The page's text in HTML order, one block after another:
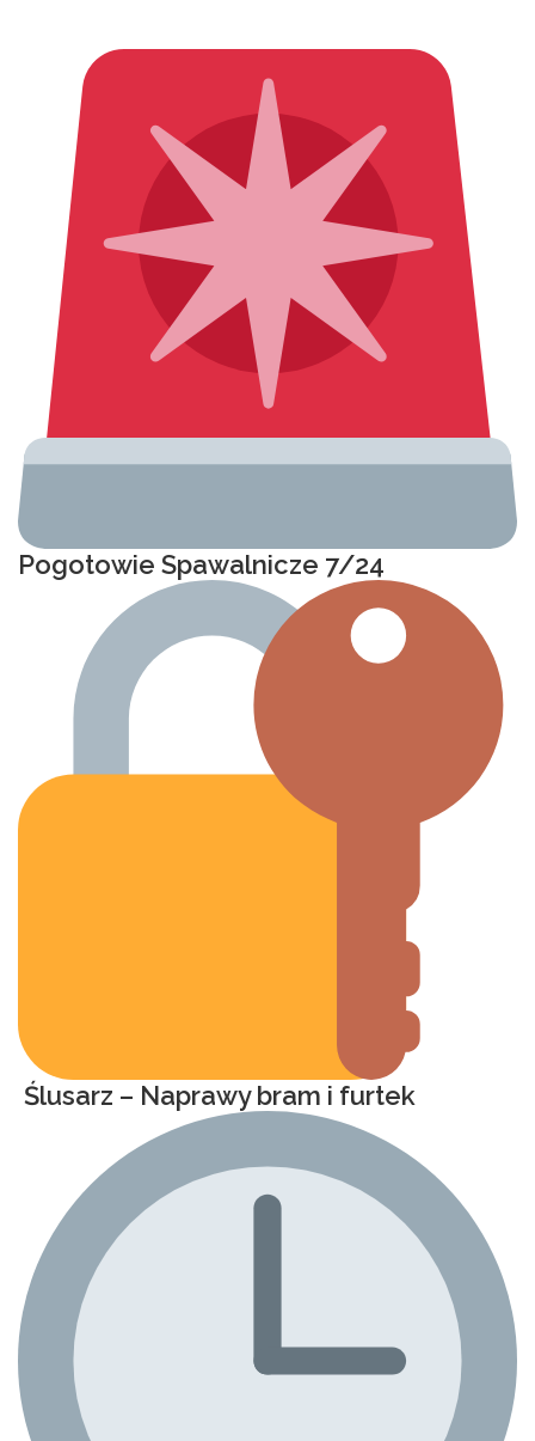
Pogotowie Spawalnicze 7/24
Ślusarz – Naprawy bram i furtek